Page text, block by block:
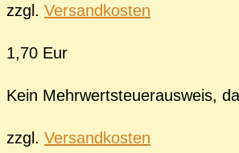
zzgl. Versandkosten
1,70 Eur
Kein Mehrwertsteuerausweis,
zzgl. Versandkosten